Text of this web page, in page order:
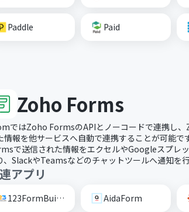
Paddle Paid
Zoho Forms
ではZoho FormsのAPIとノーコードで連携し
情報を他サービスへ自動で連携することが可能で
で送信された情報をエクセルやGoogleスプレ
、SlackやTeamsなどのチャットツールへ通知を
アプリ
123FormBuilder AidaForm